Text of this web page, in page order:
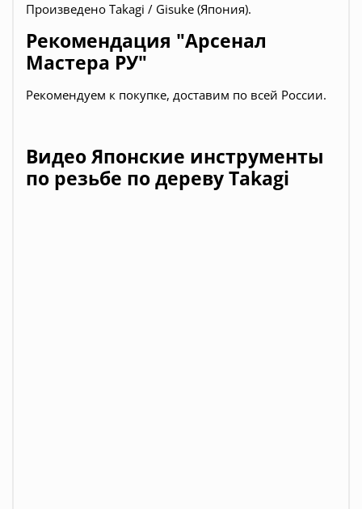
Произведено Takagi / Gisuke (Япония).
Рекомендация "Арсенал
Мастера РУ"
Рекомендуем к покупке, доставим по всей России.
Видео Японские инструменты
по резьбе по дереву Takagi